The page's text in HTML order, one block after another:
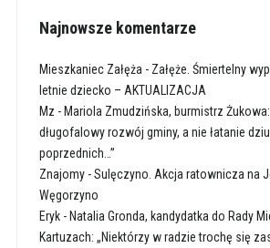
Najnowsze komentarze
Mieszkaniec Załęża - Załęże. Śmiertelny
letnie dziecko – AKTUALIZACJA
Mz - Mariola Zmudzińska, burmistrz
długofalowy rozwój gminy, a nie łatanie
poprzednich…”
Znajomy-Sulęczyno. Akcja ratownicza na
Węgorzyno
Eryk- Natalia Gronda, kandydatka do Rady
Kartuzach: „Niektórzy w radzie trochę się